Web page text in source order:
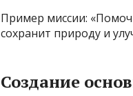
Пример миссии:
сохранит природу и
Создание